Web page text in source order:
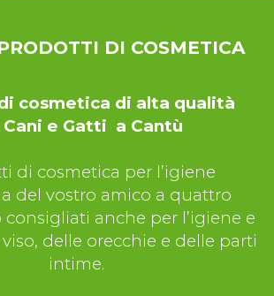
DI COSMETICA
cosmetica di alta qualità
e Gatti a Cantù
di cosmetica per l’igiene
del vostro amico a quattro
consigliati anche per l’igiene e
delle orecchie e delle parti
intime.